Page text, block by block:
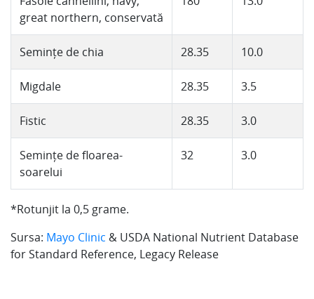
great northern, conservată
Semințe de chia 28.35 10.0
Migdale 28.35 3.5
Fistic 28.35 3.0
Semințe de floarea-
soarelui
32 3.0
*Rotunjit la 0,5 grame.
Sursa: Mayo Clinic & USDA National Nutrient Database
for Standard Reference, Legacy Release